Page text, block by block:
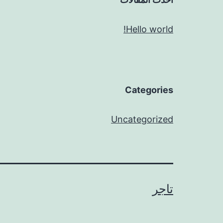
Hello world!
Categories
Uncategorized
تاجر